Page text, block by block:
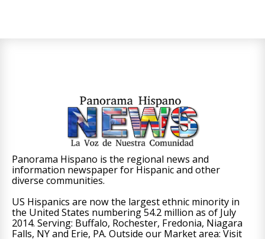
Panorama Hispano is the regional news and
information newspaper for Hispanic and other
diverse communities.
US Hispanics are now the largest ethnic minority in
the United States numbering 54.2 million as of July
2014. Serving: Buffalo, Rochester, Fredonia, Niagara
Falls, NY and Erie, PA. Outside our Market area: Visit